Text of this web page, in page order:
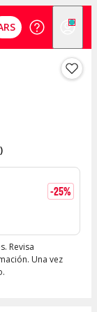
)
-25%
Revisa
Una vez